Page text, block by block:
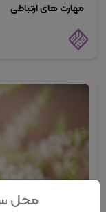
مهارت های ارتباطی
محل